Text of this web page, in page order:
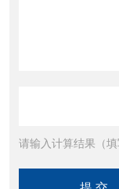
请输入计算结果（